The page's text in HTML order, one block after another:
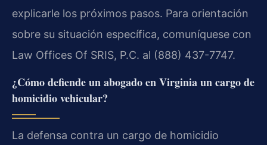
explicarle los próximos pasos. Para orientación
sobre su situación específica, comuníquese con
Law Offices Of SRIS, P.C. al (888) 437-7747.
¿Cómo defiende un abogado en Virginia un cargo de
homicidio vehicular?
La defensa contra un cargo de homicidio